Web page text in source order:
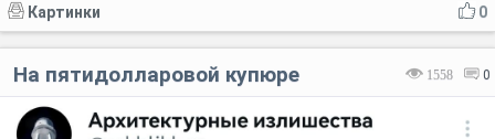
0
Картинки
1558 0
На пятидолларовой купюре